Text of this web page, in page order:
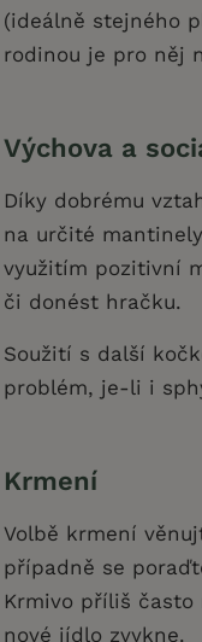
(ideálně stejného
rodinou je pro něj
Výchova a
Díky dobrému
na určité
využitím pozitivní
či donést hračku.
Soužití s další
problém, je-li i
Krmení
Volbě krmení
případně se
Krmivo příliš často
nové jídlo zvykne.